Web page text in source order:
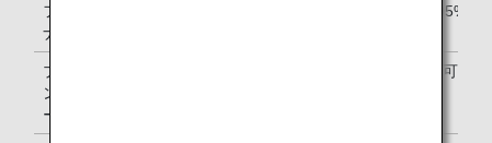
フライトボー
ナスマイル
最大105%
プレミアムメ
ンバー専用サ
ービスデスク
ご利用可能